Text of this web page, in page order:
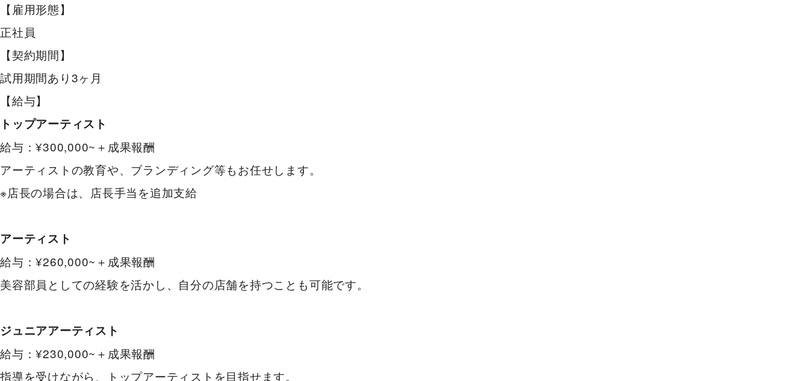
【雇用形態】
正社員
【契約期間】
試用期間あり3ヶ月
【給与】
トップアーティスト
給与：¥300,000~＋成果報酬
アーティストの教育や、ブランディング等もお任せします。
※店長の場合は、店長手当を追加支給
アーティスト
給与：¥260,000~＋成果報酬
美容部員としての経験を活かし、自分の店舗を持つことも可能です。
ジュニアアーティスト
給与：¥230,000~＋成果報酬
指導を受けながら、トップアーティストを目指せます。